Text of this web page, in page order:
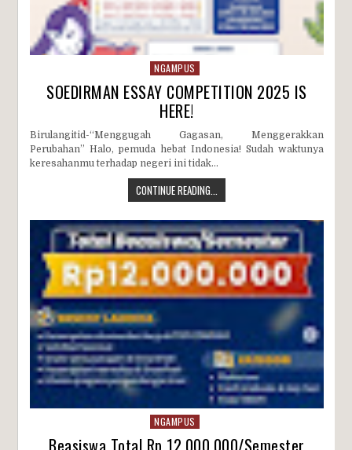
NGAMPUS
SOEDIRMAN ESSAY COMPETITION 2025 IS
HERE!
Birulangitid-“Menggugah Gagasan, Menggerakkan
Perubahan” Halo, pemuda hebat Indonesia! Sudah waktunya
keresahanmu terhadap negeri ini tidak...
CONTINUE READING...
NGAMPUS
Beasiswa Total Rp 12.000.000/Semester